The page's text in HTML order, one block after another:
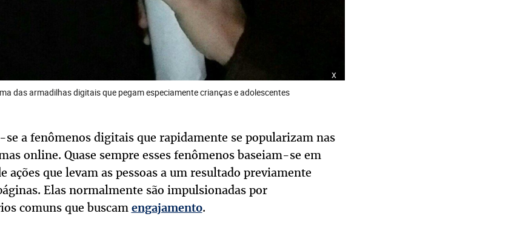
x
das armadilhas digitais que pegam especiamente crianças e adolescentes
a fenômenos digitais que rapidamente se popularizam nas
online. Quase sempre esses fenômenos baseiam-se em
ações que levam as pessoas a um resultado previamente
Elas normalmente são impulsionadas por
comuns que buscam engajamento.